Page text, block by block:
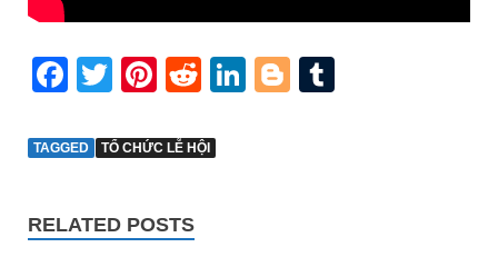
Facebook
Twitter
Pinterest
RedditLinkedIn
Blogger
TAGGED TỔ CHỨC LỄ HỘI
RELATED POSTS